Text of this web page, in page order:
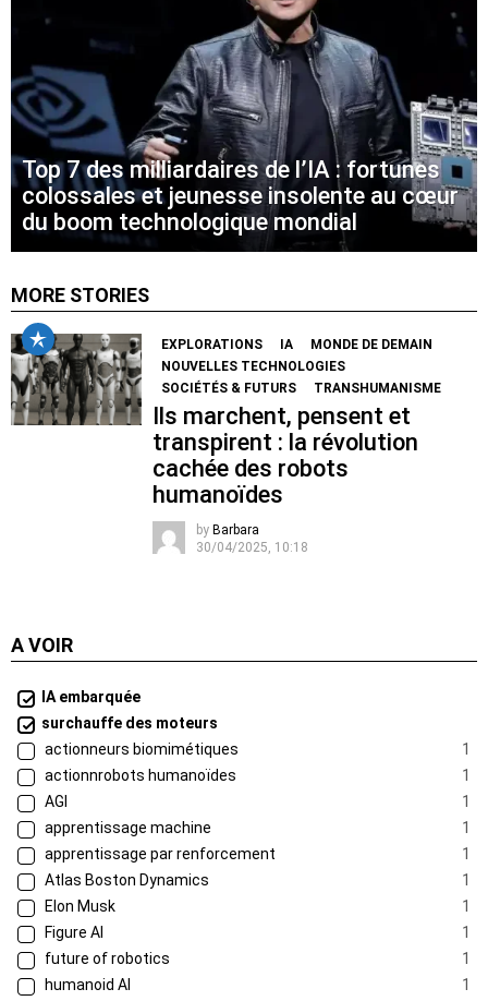
Top 7 des milliardaires de l’IA : fortunes
colossales et jeunesse insolente au cœur
du boom technologique mondial
MORE STORIES
EXPLORATIONS IA
MONDE DE DEMAIN
NOUVELLES TECHNOLOGIES
SOCIÉTÉS & FUTURS
TRANSHUMANISME
Ils marchent, pensent et
transpirent : la révolution
cachée des robots
humanoïdes
by Barbara
30/04/2025, 10:18
A VOIR
IA embarquée
surchauffe des moteurs
actionneurs biomimétiques
1
actionnrobots humanoïdes
1
AGI
1
apprentissage machine
1
apprentissage par renforcement
1
Atlas Boston Dynamics
1
Elon Musk
1
Figure AI
1
future of robotics
1
humanoid AI
1